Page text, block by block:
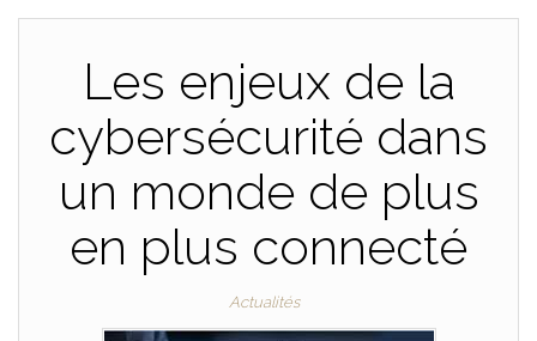
Les enjeux de la
cybersécurité dans
un monde de plus
en plus connecté
Actualités